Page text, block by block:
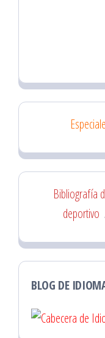
Bibliografía
deportivo
BLOG DE